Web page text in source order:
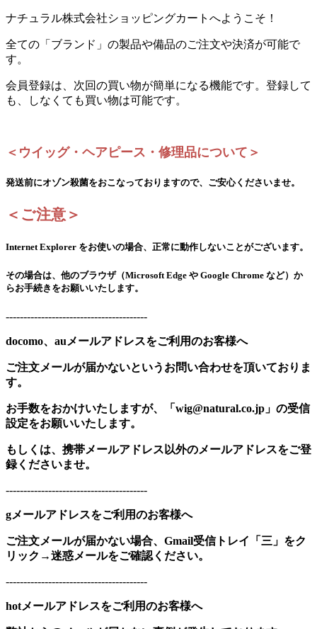
ナチュラル株式会社ショッピングカートへようこそ！
全ての「ブランド」の製品や備品のご注文や決済が可能で
す。
会員登録は、次回の買い物が簡単になる機能です。登録して
も、しなくても買い物は可能です。
＜ウイッグ・ヘアピース・修理品について＞
発送前にオゾン殺菌をおこなっておりますので、ご安心くださいませ。
＜ご注意＞
Internet Explorer をお使いの場合、正常に動作しないことがございます。
その場合は、他のブラウザ（Microsoft Edge や Google Chrome など）か
らお手続きをお願いいたします。
----------------------------------------
docomo、auメールアドレスをご利用のお客様へ
ご注文メールが届かないというお問い合わせを頂いておりま
す。
お手数をおかけいたしますが、「wig@natural.co.jp」の受信
設定をお願いいたします。
もしくは、携帯メールアドレス以外のメールアドレスをご登
録くださいませ。
----------------------------------------
gメールアドレスをご利用のお客様へ
ご注文メールが届かない場合、Gmail受信トレイ「三」をク
リック→迷惑メールをご確認ください。
----------------------------------------
hotメールアドレスをご利用のお客様へ